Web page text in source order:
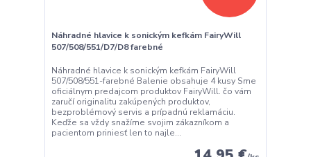
Náhradné hlavice k sonickým kefkám FairyWill
507/508/551/D7/D8 farebné
Náhradné hlavice k sonickým kefkám FairyWill
507/508/551-farebné Balenie obsahuje 4 kusy Sme
oficiálnym predajcom produktov FairyWill. čo vám
zaručí originalitu zakúpených produktov,
bezproblémový servis a prípadnú reklamáciu.
Keďže sa vždy snažíme svojim zákazníkom a
pacientom priniesť len to najle...